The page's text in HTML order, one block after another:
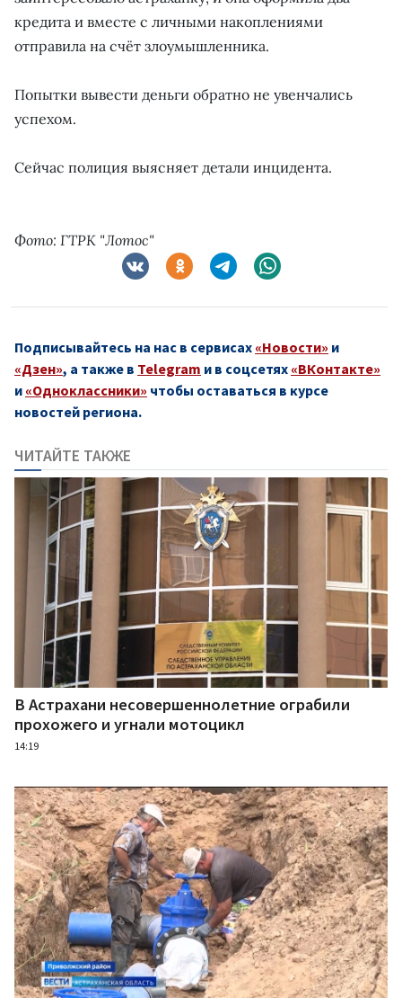
кредита и вместе с личными накоплениями
отправила на счёт злоумышленника.
Попытки вывести деньги обратно не увенчались
успехом.
Сейчас полиция выясняет детали инцидента.
Фото: ГТРК "Лотос"
Подписывайтесь на нас в сервисах «Новости» и
«Дзен», а также в Telegram и в соцсетях «ВКонтакте»
и «Одноклассники» чтобы оставаться в курсе
новостей региона.
ЧИТАЙТЕ ТАКЖЕ
В Астрахани несовершеннолетние ограбили
прохожего и угнали мотоцикл
14:19